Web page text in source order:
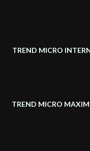
TREND MICRO
TREND MICRO